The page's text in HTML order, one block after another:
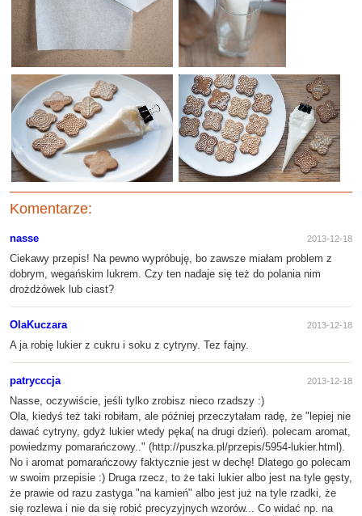
Komentarze:
nasse 2013-12-18
Ciekawy przepis! Na pewno wypróbuję, bo zawsze miałam problem z
dobrym, wegańskim lukrem. Czy ten nadaje się też do polania nim
drożdżówek lub ciast?
OlaKuczara 2013-12-18
A ja robię lukier z cukru i soku z cytryny. Tez fajny.
patrycccja 2013-12-18
Nasse, oczywiście, jeśli tylko zrobisz nieco rzadszy :)
Ola, kiedyś też taki robiłam, ale później przeczytałam radę, że "lepiej nie
dawać cytryny, gdyż lukier wtedy pęka( na drugi dzień). polecam aromat,
powiedzmy pomarańczowy.." (http://puszka.pl/przepis/5954-lukier.html).
No i aromat pomarańczowy faktycznie jest w dechę! Dlatego go polecam
w swoim przepisie :) Druga rzecz, to że taki lukier albo jest na tyle gęsty,
że prawie od razu zastyga "na kamień" albo jest już na tyle rzadki, że
się rozlewa i nie da się robić precyzyjnych wzorów... Co widać np. na